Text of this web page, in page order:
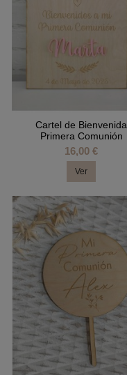
Cartel de Bienvenida
Primera Comunión
16,00 €
Ver